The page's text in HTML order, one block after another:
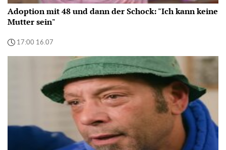
Adoption mit 48 und dann der Schock: "Ich kann keine
Mutter sein"
17:00 16.07